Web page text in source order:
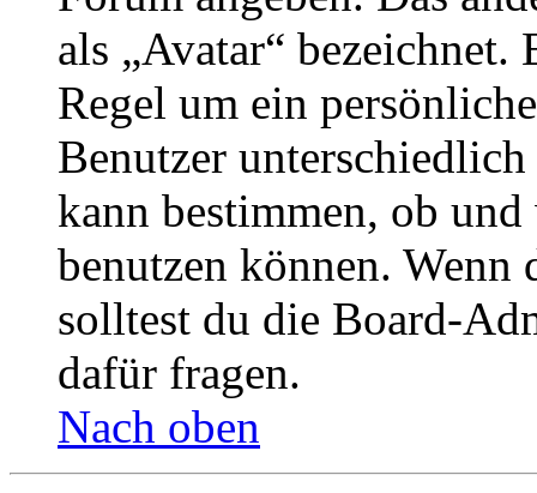
als „Avatar“
Regel um ein
Benutzer
kann bestimmen, ob
benutzen können. Wenn
solltest du die Board-
dafür fragen.
Nach oben